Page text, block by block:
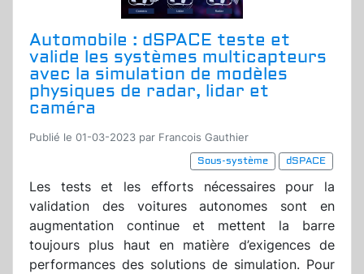
Automobile : dSPACE teste et
valide les systèmes multicapteurs
avec la simulation de modèles
physiques de radar, lidar et
caméra
Publié le 01-03-2023 par Francois Gauthier
Sous-système
dSPACE
Les tests et les efforts nécessaires pour la
validation des voitures autonomes sont en
augmentation continue et mettent la barre
toujours plus haut en matière d’exigences de
performances des solutions de simulation. Pour